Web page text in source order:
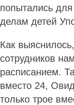
попытались
делам детей
Как
сотрудников
расписанием.
вместо 24,
только трое